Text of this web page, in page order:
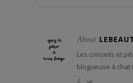
About
Les conseils et
blogueuse à chat